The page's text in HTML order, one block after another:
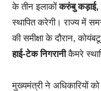
के तीन इलाकोंकरुंबु
स्थापित करेगी। राज्य में
की समीक्षा के दौरान,
हाई-टेक निगरानीकैमरे
मुख्यमंत्री ने अधिकारियों